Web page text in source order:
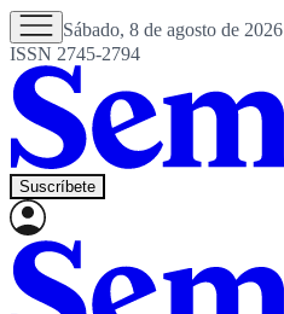
Sábado, 8 de agosto de 2026
ISSN 2745-2794
Suscríbete